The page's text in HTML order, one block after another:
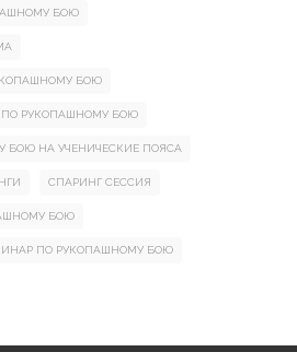
БОЮ
БОЮ
ПО РУКОПАШНОМУ БОЮ
БОЮ НА УЧЕНИЧЕСКИЕ ПОЯСА
СПАРИНГ СЕССИЯ
БОЮ
ПО РУКОПАШНОМУ БОЮ